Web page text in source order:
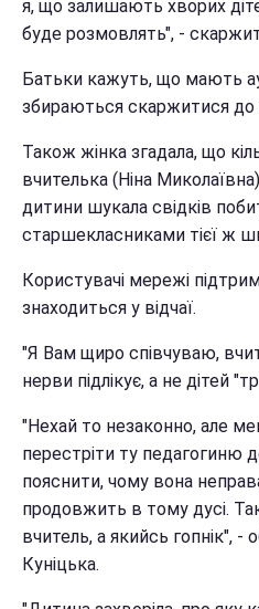
я, що залишають хворих
буде розмовлять", -
Батьки кажуть, що мають
збираються скаржитися до
Також жінка згадала, що
вчителька (Ніна
дитини шукала свідків
старшекласниками тієї ж
Користувачі мережі
знаходиться у відчаї.
"Я Вам щиро співчуваю,
нерви підлікує, а не дітей
"Нехай то незаконно, але
перестріти ту педагогиню
пояснити, чому вона
продовжить в тому дусі.
вчитель, а якийсь гопнік", -
Куніцька.